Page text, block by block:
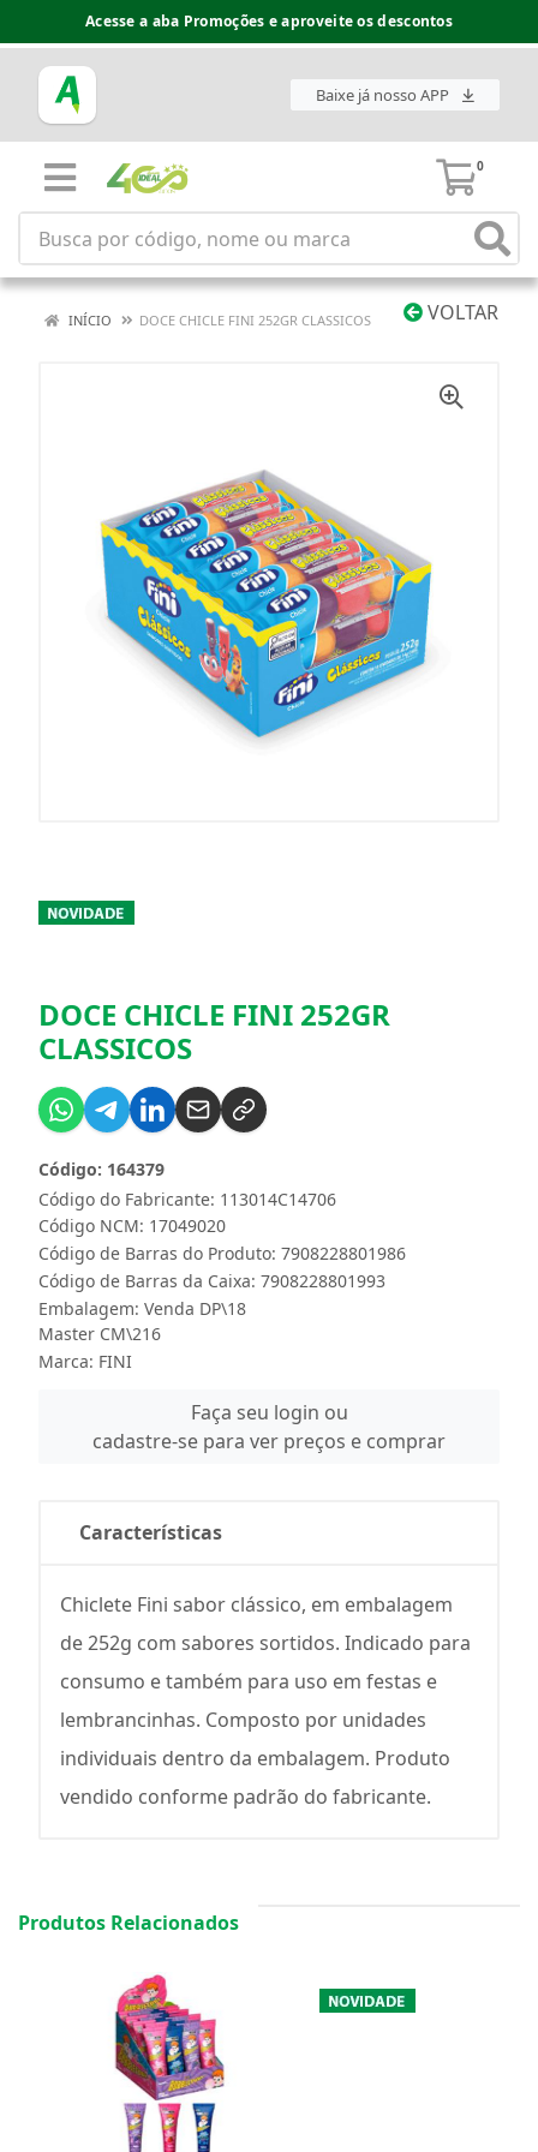
Acesse a aba Promoções e aproveite os descontos
Baixe já nosso APP
0
VOLTAR
INÍCIO DOCE CHICLE FINI 252GR CLASSICOS
DOCE CHICLE FINI 252GR
CLASSICOS
Código do Fabricante: 113014C14706
Código: 164379
Código NCM: 17049020
Código de Barras do Produto: 7908228801986
Código de Barras da Caixa: 7908228801993
Embalagem: Venda DP\18
Master CM\216
Marca: FINI
Faça seu login ou
cadastre-se para ver preços e comprar
Características
Chiclete Fini sabor clássico, em embalagem
de 252g com sabores sortidos. Indicado para
consumo e também para uso em festas e
lembrancinhas. Composto por unidades
individuais dentro da embalagem. Produto
vendido conforme padrão do fabricante.
Produtos Relacionados